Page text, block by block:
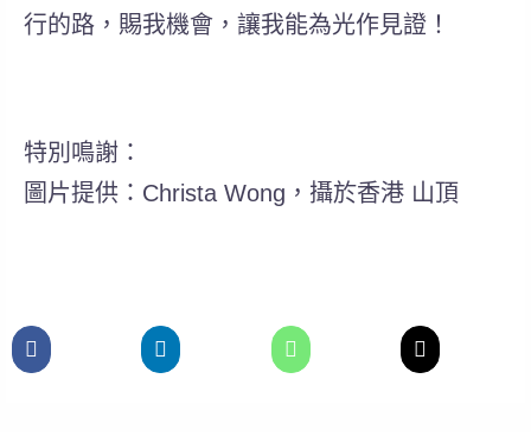
行的路，賜我機會，讓我能為光作見證！
特別鳴謝：
圖片提供：Christa Wong，攝於香港 山頂